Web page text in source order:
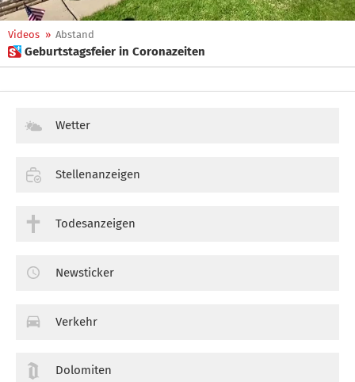
Videos » Abstand
 Geburtstagsfeier in Coronazeiten
Wetter
Stellenanzeigen
Todesanzeigen
Newsticker
Verkehr
Dolomiten